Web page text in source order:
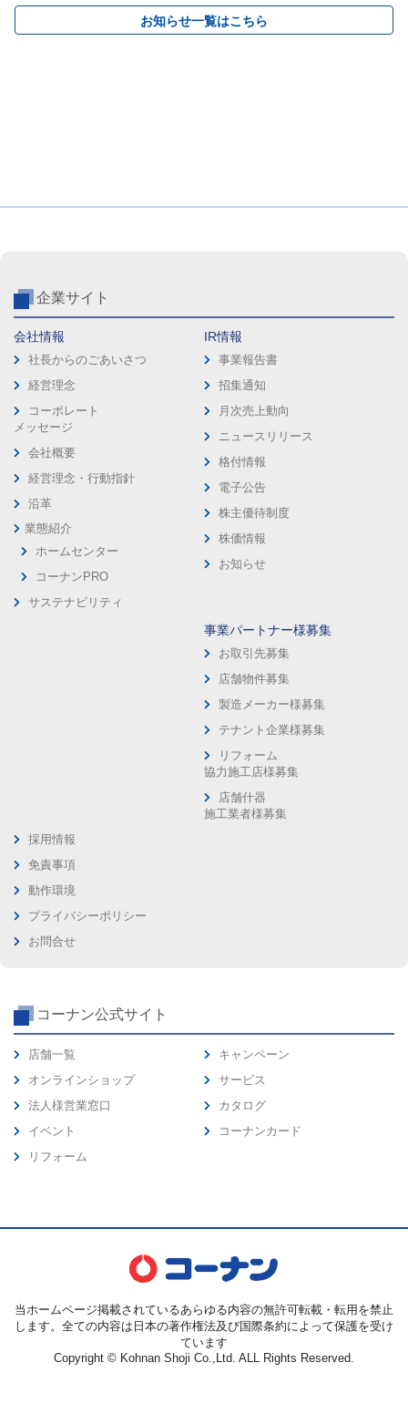
お知らせ一覧はこちら
企業サイト
会社情報
社長からのごあいさつ
経営理念
コーポレート
メッセージ
会社概要
経営理念・行動指針
沿革
業態紹介
ホームセンター
コーナンPRO
サステナビリティ
IR情報
事業報告書
招集通知
月次売上動向
ニュースリリース
格付情報
電子公告
株主優待制度
株価情報
お知らせ
事業パートナー様募集
お取引先募集
店舗物件募集
製造メーカー様募集
テナント企業様募集
リフォーム
協力施工店様募集
店舗什器
施工業者様募集
採用情報
免責事項
動作環境
プライバシーポリシー
お問合せ
コーナン公式サイト
店舗一覧
オンラインショップ
法人様営業窓口
イベント
リフォーム
キャンペーン
サービス
カタログ
コーナンカード
当ホームページ掲載されているあらゆる内容の無許可転載・転用を禁止
します。全ての内容は日本の著作権法及び国際条約によって保護を受け
ています
Copyright © Kohnan Shoji Co.,Ltd. ALL Rights Reserved.